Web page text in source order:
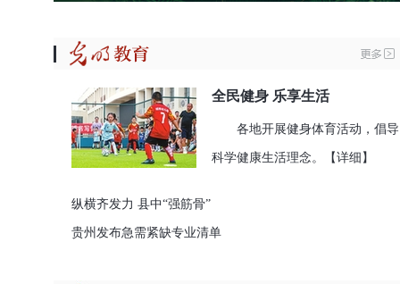
全民健身 乐享生活
各地开展健身体育活动，倡导
科学健康生活理念。 【详细】
纵横齐发力 县中“强筋骨”
贵州发布急需紧缺专业清单